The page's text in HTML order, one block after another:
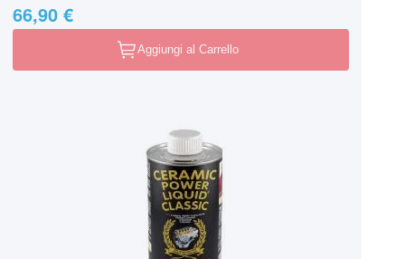
66,90 €
Aggiungi al Carrello